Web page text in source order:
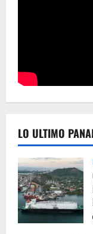
LO ULTIMO